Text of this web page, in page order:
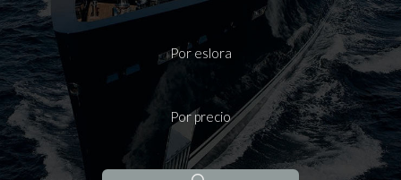
Por eslora
Por precio